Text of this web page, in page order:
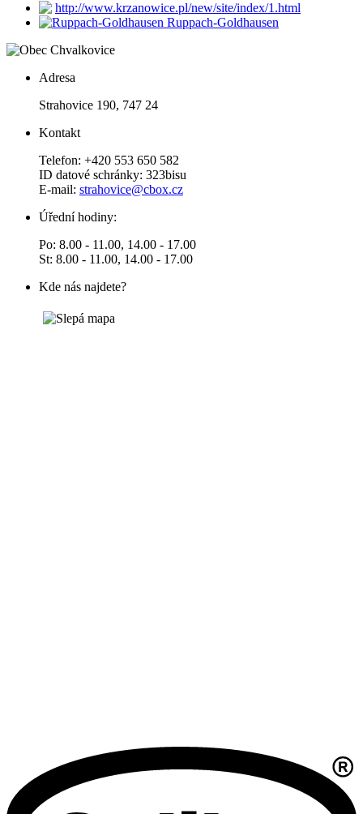
http://www.krzanowice.pl/new/site/index/1.html
Ruppach-Goldhausen
Adresa
Strahovice 190, 747 24
Kontakt
Telefon: +420 553 650 582
ID datové schránky: 323bisu
E-mail: strahovice@cbox.cz
Úřední hodiny:
Po: 8.00 - 11.00, 14.00 - 17.00
St: 8.00 - 11.00, 14.00 - 17.00
Kde nás najdete?